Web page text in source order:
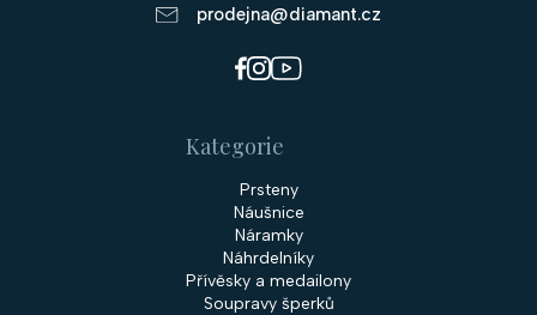
prodejna@diamant.cz
Kategorie
Prsteny
Náušnice
Náramky
Náhrdelníky
Přívěsky a medailony
Soupravy šperků